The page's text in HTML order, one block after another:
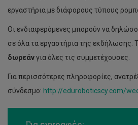
εργαστήρια με διάφορους τύπους
Οι ενδιαφερόμενες μπορούν να
σε όλα τα εργαστήρια της εκδήλωσης.
δωρεάνγια όλες τις συμμετέχουσες.
Για περισσότερες πληροφορίες,
σύνδεσμο: http://eduroboticscy.com/